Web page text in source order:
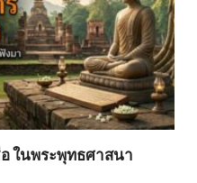
ในพระพุทธศาสนา